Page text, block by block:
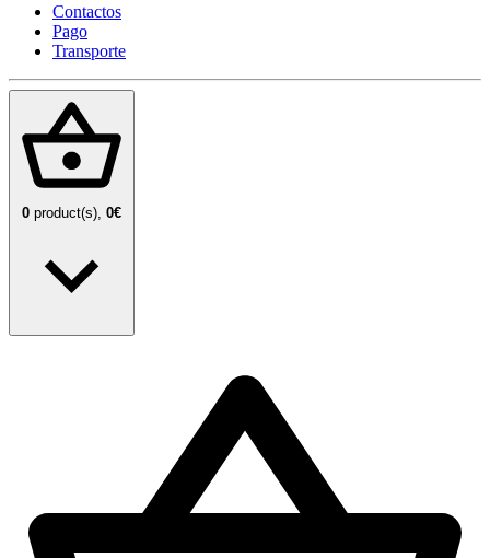
Contactos
Pago
Transporte
0 product(s), 0€